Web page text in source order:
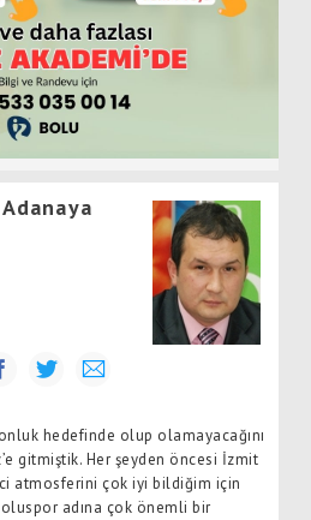
hedefinde olup olamayacağını
gitmiştik. Her şeyden öncesi İzmit
atmosferini çok iyi bildiğim için
adına çok önemli bir